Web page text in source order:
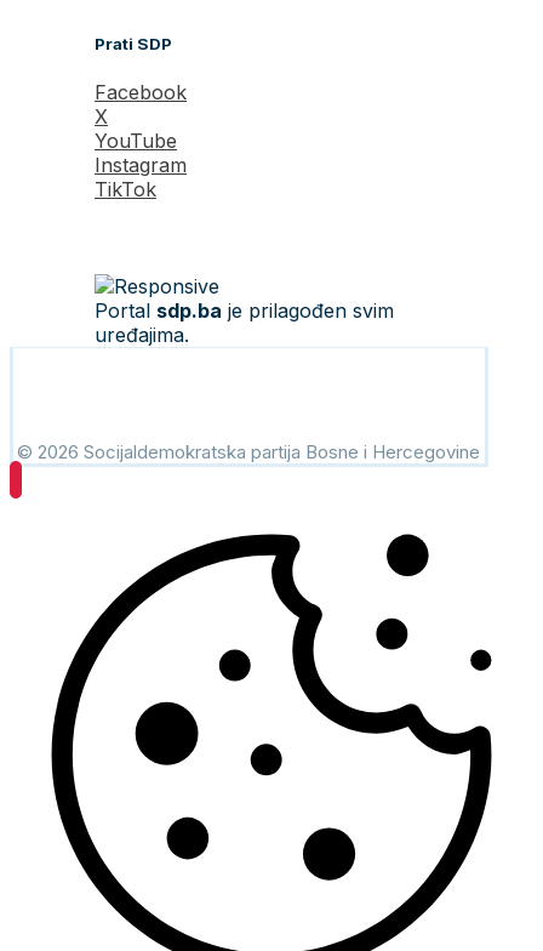
Prati SDP
Facebook
X
YouTube
Instagram
TikTok
Portal sdp.ba je prilagođen svim
uređajima.
© 2026 Socijaldemokratska partija Bosne i Hercegovine